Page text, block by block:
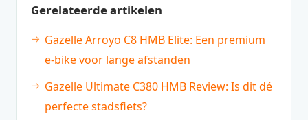
Gerelateerde artikelen
Gazelle Arroyo C8 HMB Elite: Een premium
e-bike voor lange afstanden
Gazelle Ultimate C380 HMB Review: Is dit dé
perfecte stadsfiets?